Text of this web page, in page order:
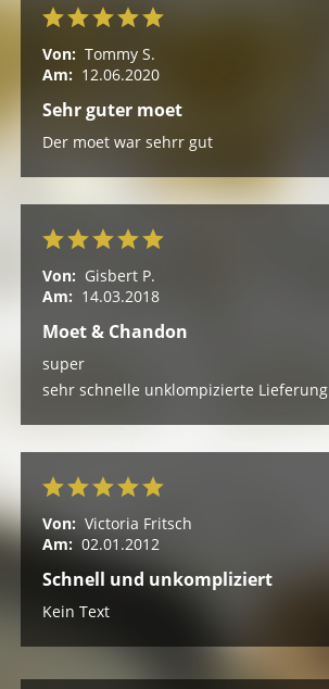
Von: Tommy S.
Am: 12.06.2020
Sehr guter moet
Der moet war sehrr gut
Von: Gisbert P.
Am: 14.03.2018
Moet & Chandon
super
sehr schnelle unklompizierte Lieferung
Von: Victoria Fritsch
Am: 02.01.2012
Schnell und unkompliziert
Kein Text